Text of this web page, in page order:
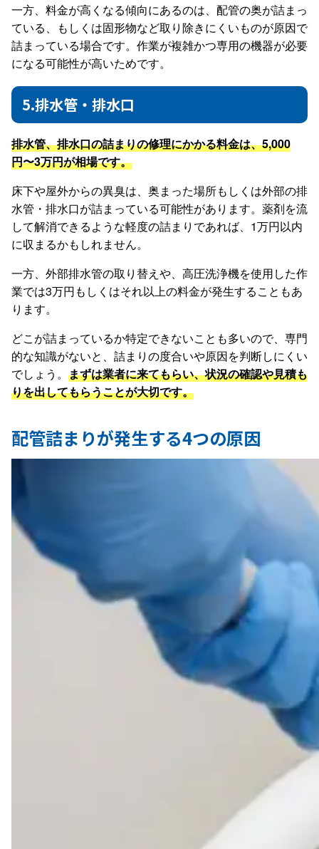
一方、料金が高くなる傾向にあるのは、配管の奥が詰まっ
ている、もしくは固形物など取り除きにくいものが原因で
詰まっている場合です。作業が複雑かつ専用の機器が必要
になる可能性が高いためです。
5.排水管・排水口
排水管、排水口の詰まりの修理にかかる料金は、5,000
円〜3万円が相場です。
床下や屋外からの異臭は、奥まった場所もしくは外部の排
水管・排水口が詰まっている可能性があります。薬剤を流
して解消できるような軽度の詰まりであれば、1万円以内
に収まるかもしれません。
一方、外部排水管の取り替えや、高圧洗浄機を使用した作
業では3万円もしくはそれ以上の料金が発生することもあ
ります。
どこが詰まっているか特定できないことも多いので、専門
的な知識がないと、詰まりの度合いや原因を判断しにくい
でしょう。 まずは業者に来てもらい、状況の確認や見積も
りを出してもらうことが大切です。
配管詰まりが発生する4つの原因